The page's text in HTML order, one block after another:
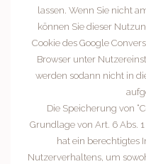
lassen. Wenn Sie nicht
können Sie dieser
Cookie des Google
Browser unter
werden sodann nicht in
Die Speicherung von
Grundlage von Art. 6 Abs.
hat ein berechtigtes
Nutzerverhaltens, um